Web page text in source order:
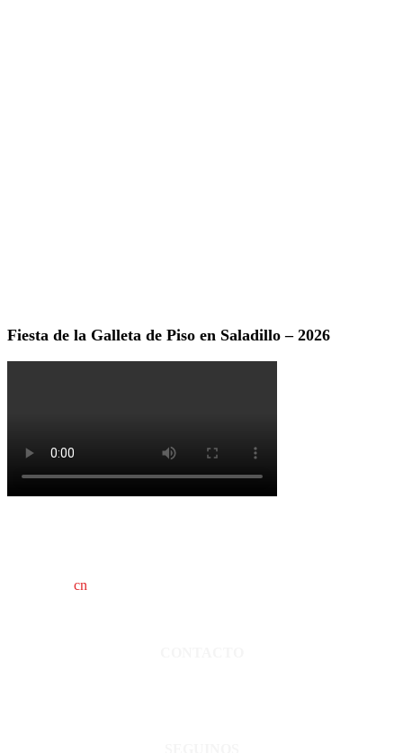
Fiesta de la Galleta de Piso en Saladillo – 2026
cn